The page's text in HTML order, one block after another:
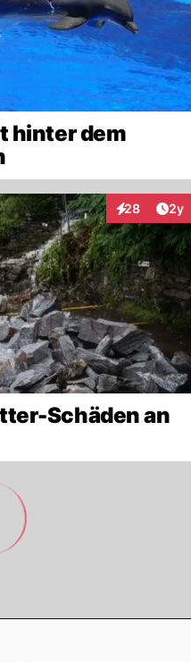
hinter dem
28
Interaktionen
2y
Schäden an